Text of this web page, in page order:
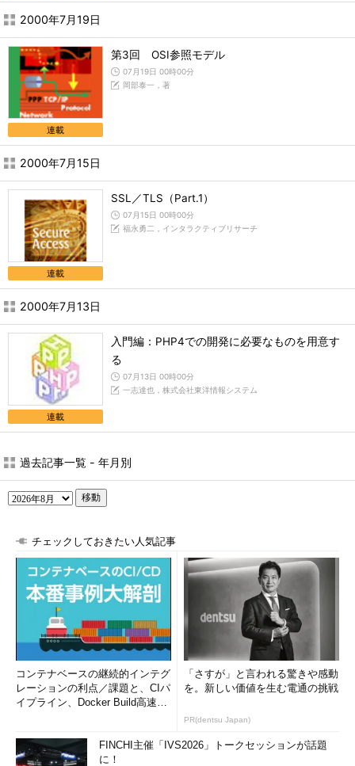
2000年7月19日
連載
第3回 OSI参照モデル
07月19日 00時00分
岡部泰一，著
2000年7月15日
連載
SSL／TLS（Part.1）
07月15日 00時00分
福永勇二，インタラクティブリサーチ
2000年7月13日
連載
入門編：PHP4での開発に必要なものを用意す
る
07月13日 00時00分
一志達也，株式会社東洋情報システム
過去記事一覧 - 年月別
移動
チェックしておきたい人気記事
コンテナベースの継続的インテグ
レーションの利点／課題と、CIパ
イプライン、Docker Build高速化
「さすが」と言われる驚きや感動
を。新しい価値を生む電通の挑戦
PR(dentsu Japan)
FINCHI主催「IVS2026」トークセッションが話題
に！